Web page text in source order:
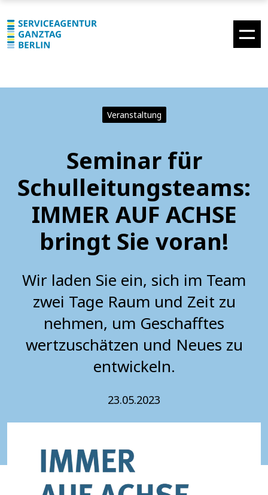
Veranstaltung
Seminar für
Schulleitungsteams:
IMMER AUF ACHSE
bringt Sie voran!
Wir laden Sie ein, sich im Team
zwei Tage Raum und Zeit zu
nehmen, um Geschafftes
wertzuschätzen und Neues zu
entwickeln.
23.05.2023